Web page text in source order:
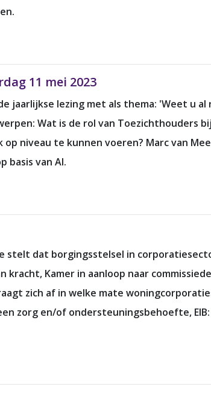
11 mei 2023
jaarlijkse lezing met als thema: 'Weet u
Wat is de rol van Toezichthouders
niveau te kunnen voeren? Marc van
basis van AI.
stelt dat borgingsstelsel in
Kamer in aanloop naar
zich af in welke mate
zorg en/of ondersteuningsbehoefte,